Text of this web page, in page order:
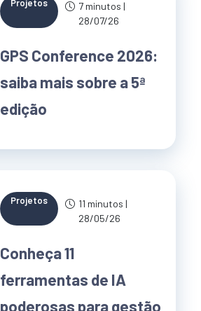
Projetos
7 minutos |
28/07/26
GPS Conference 2026:
saiba mais sobre a 5ª
edição
Projetos
11 minutos |
28/05/26
Conheça 11
ferramentas de IA
poderosas para gestão